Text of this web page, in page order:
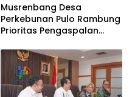
Musrenbang Desa
Perkebunan Pulo Rambung
Prioritas Pengaspalan
Dusun Pondok Boyan